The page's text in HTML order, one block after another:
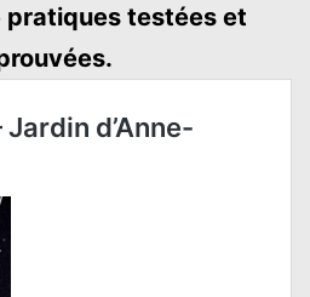
pratiques testées et